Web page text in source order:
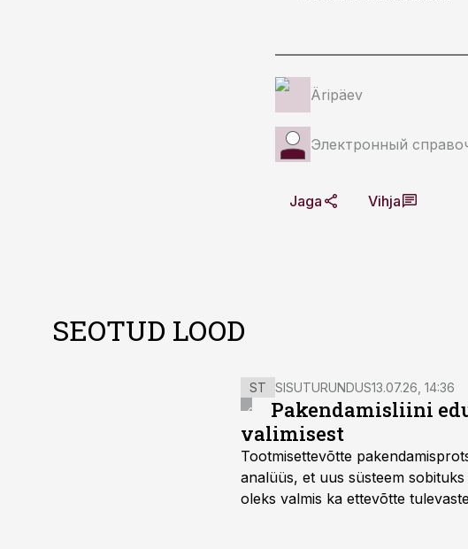
Äripäev
Электронный
Jaga Vihja
SEOTUD LOOD
ST SISUTURUNDUS13.07.26, 14:36
Pakendamisliini
valimisest
Tootmisettevõtte
analüüs, et uus süsteem
oleks valmis ka ettevõtte